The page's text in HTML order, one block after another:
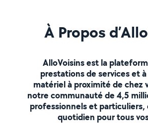
À Propos
AlloVoisins est la
prestations de services et
matériel à proximité de chez
notre communauté de 4,5
professionnels et
quotidien pour tous